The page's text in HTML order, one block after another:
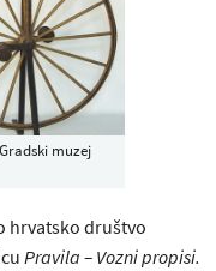
muzej
hrvatsko društvo
Pravila – Vozni propisi.